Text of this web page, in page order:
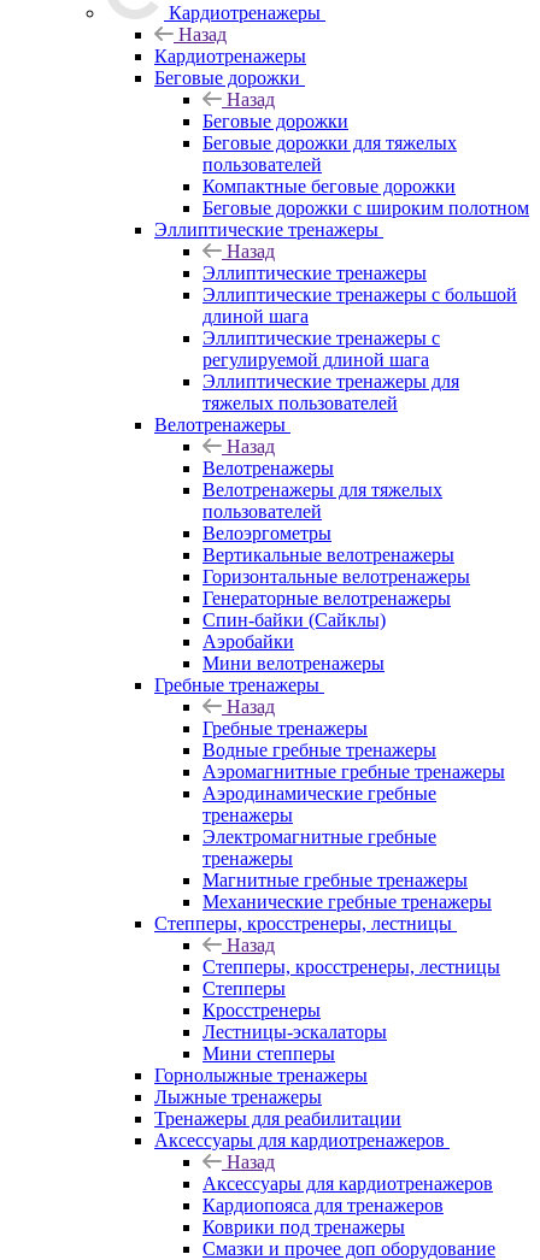
Кардиотренажеры
Назад
Кардиотренажеры
Беговые дорожки
Назад
Беговые дорожки
Беговые дорожки для тяжелых
пользователей
Компактные беговые дорожки
Беговые дорожки с широким полотном
Эллиптические тренажеры
Назад
Эллиптические тренажеры
Эллиптические тренажеры с большой
длиной шага
Эллиптические тренажеры с
регулируемой длиной шага
Эллиптические тренажеры для
тяжелых пользователей
Велотренажеры
Назад
Велотренажеры
Велотренажеры для тяжелых
пользователей
Велоэргометры
Вертикальные велотренажеры
Горизонтальные велотренажеры
Генераторные велотренажеры
Спин-байки (Сайклы)
Аэробайки
Мини велотренажеры
Гребные тренажеры
Назад
Гребные тренажеры
Водные гребные тренажеры
Аэромагнитные гребные тренажеры
Аэродинамические гребные
тренажеры
Электромагнитные гребные
тренажеры
Магнитные гребные тренажеры
Механические гребные тренажеры
Степперы, кросстренеры, лестницы
Назад
Степперы, кросстренеры, лестницы
Степперы
Кросстренеры
Лестницы-эскалаторы
Мини степперы
Горнолыжные тренажеры
Лыжные тренажеры
Тренажеры для реабилитации
Аксессуары для кардиотренажеров
Назад
Аксессуары для кардиотренажеров
Кардиопояса для тренажеров
Коврики под тренажеры
Смазки и прочее доп оборудование